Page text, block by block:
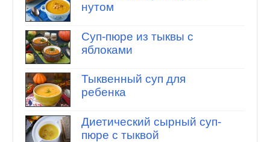
нутом
Суп-пюре из тыквы с
яблоками
Тыквенный суп для
ребенка
Диетический сырный суп-
пюре с тыквой